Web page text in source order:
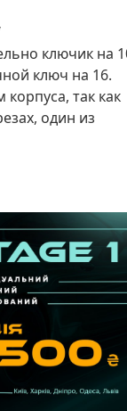
ключик на
ключ на 16.
так как
один из